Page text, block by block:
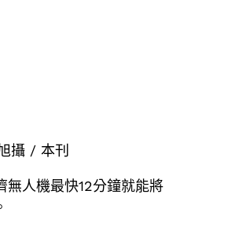
攝 / 本刊
無人機最快12分鐘就能將